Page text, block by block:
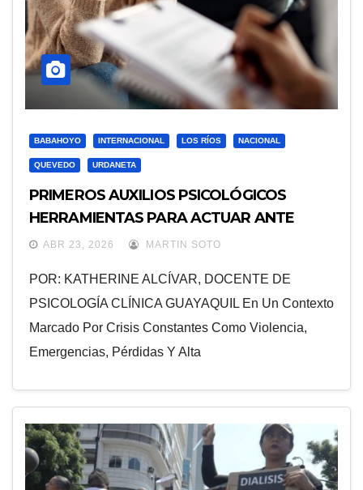
BABAHOYO INTERNACIONAL LOS RÍOS NACIONAL
QUEVEDO URDANETA
PRIMEROS AUXILIOS PSICOLÓGICOS
HERRAMIENTAS PARA ACTUAR ANTE
SITUACIONES DE ESTRÉS
ABR 23, 2026 MARTIN SOTO
POR: KATHERINE ALCÍVAR, DOCENTE DE
PSICOLOGÍA CLÍNICA GUAYAQUIL En Un Contexto
Marcado Por Crisis Constantes Como Violencia,
Emergencias, Pérdidas Y Alta